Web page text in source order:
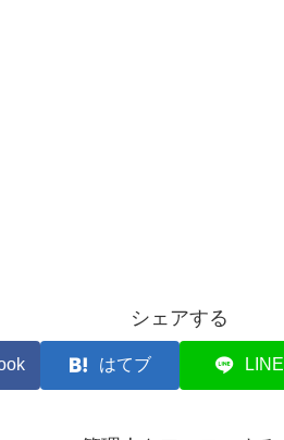
シェアする
はてブ LINE